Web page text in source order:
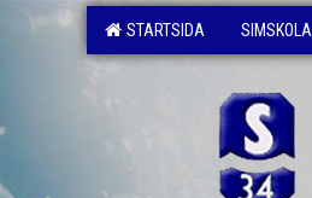
STARTSIDA SIMSKOLA